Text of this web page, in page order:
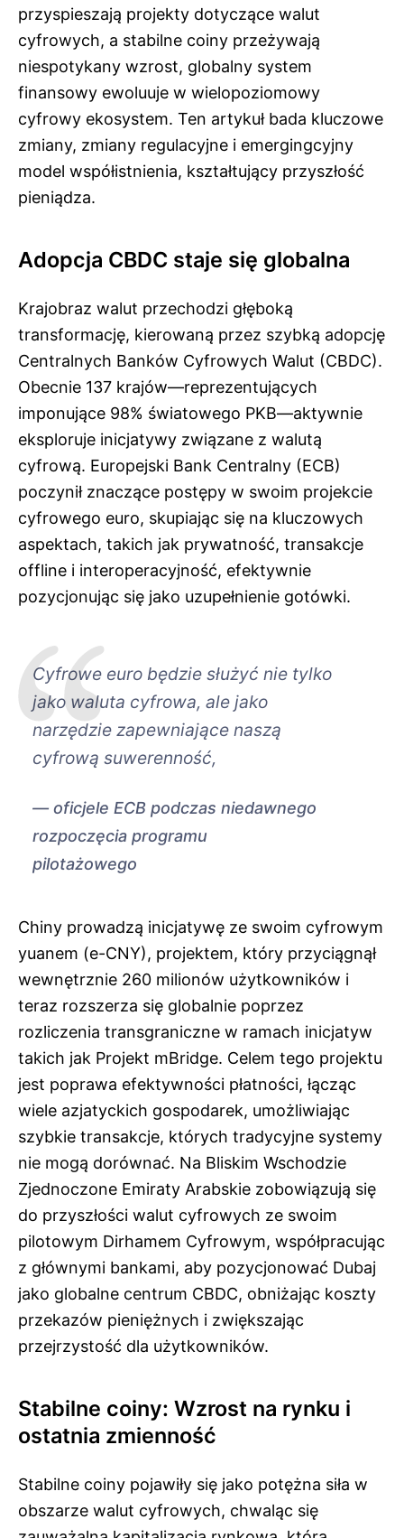
przyspieszają projekty dotyczące walut
cyfrowych, a stabilne coiny przeżywają
niespotykany wzrost, globalny system
finansowy ewoluuje w wielopoziomowy
cyfrowy ekosystem. Ten artykuł bada kluczowe
zmiany, zmiany regulacyjne i emergingcyjny
model współistnienia, kształtujący przyszłość
pieniądza.
Adopcja CBDC staje się globalna
Krajobraz walut przechodzi głęboką
transformację, kierowaną przez szybką adopcję
Centralnych Banków Cyfrowych Walut (CBDC).
Obecnie 137 krajów—reprezentujących
imponujące 98% światowego PKB—aktywnie
eksploruje inicjatywy związane z walutą
cyfrową. Europejski Bank Centralny (ECB)
poczynił znaczące postępy w swoim projekcie
cyfrowego euro, skupiając się na kluczowych
aspektach, takich jak prywatność, transakcje
offline i interoperacyjność, efektywnie
pozycjonując się jako uzupełnienie gotówki.
Cyfrowe euro będzie służyć nie tylko
jako waluta cyfrowa, ale jako
narzędzie zapewniające naszą
cyfrową suwerenność,
oficjele ECB podczas niedawnego
rozpoczęcia programu
pilotażowego
Chiny prowadzą inicjatywę ze swoim cyfrowym
yuanem (e-CNY), projektem, który przyciągnął
wewnętrznie 260 milionów użytkowników i
teraz rozszerza się globalnie poprzez
rozliczenia transgraniczne w ramach inicjatyw
takich jak Projekt mBridge. Celem tego projektu
jest poprawa efektywności płatności, łącząc
wiele azjatyckich gospodarek, umożliwiając
szybkie transakcje, których tradycyjne systemy
nie mogą dorównać. Na Bliskim Wschodzie
Zjednoczone Emiraty Arabskie zobowiązują się
do przyszłości walut cyfrowych ze swoim
pilotowym Dirhamem Cyfrowym, współpracując
z głównymi bankami, aby pozycjonować Dubaj
jako globalne centrum CBDC, obniżając koszty
przekazów pieniężnych i zwiększając
przejrzystość dla użytkowników.
Stabilne coiny: Wzrost na rynku i
ostatnia zmienność
Stabilne coiny pojawiły się jako potężna siła w
obszarze walut cyfrowych, chwaląc się